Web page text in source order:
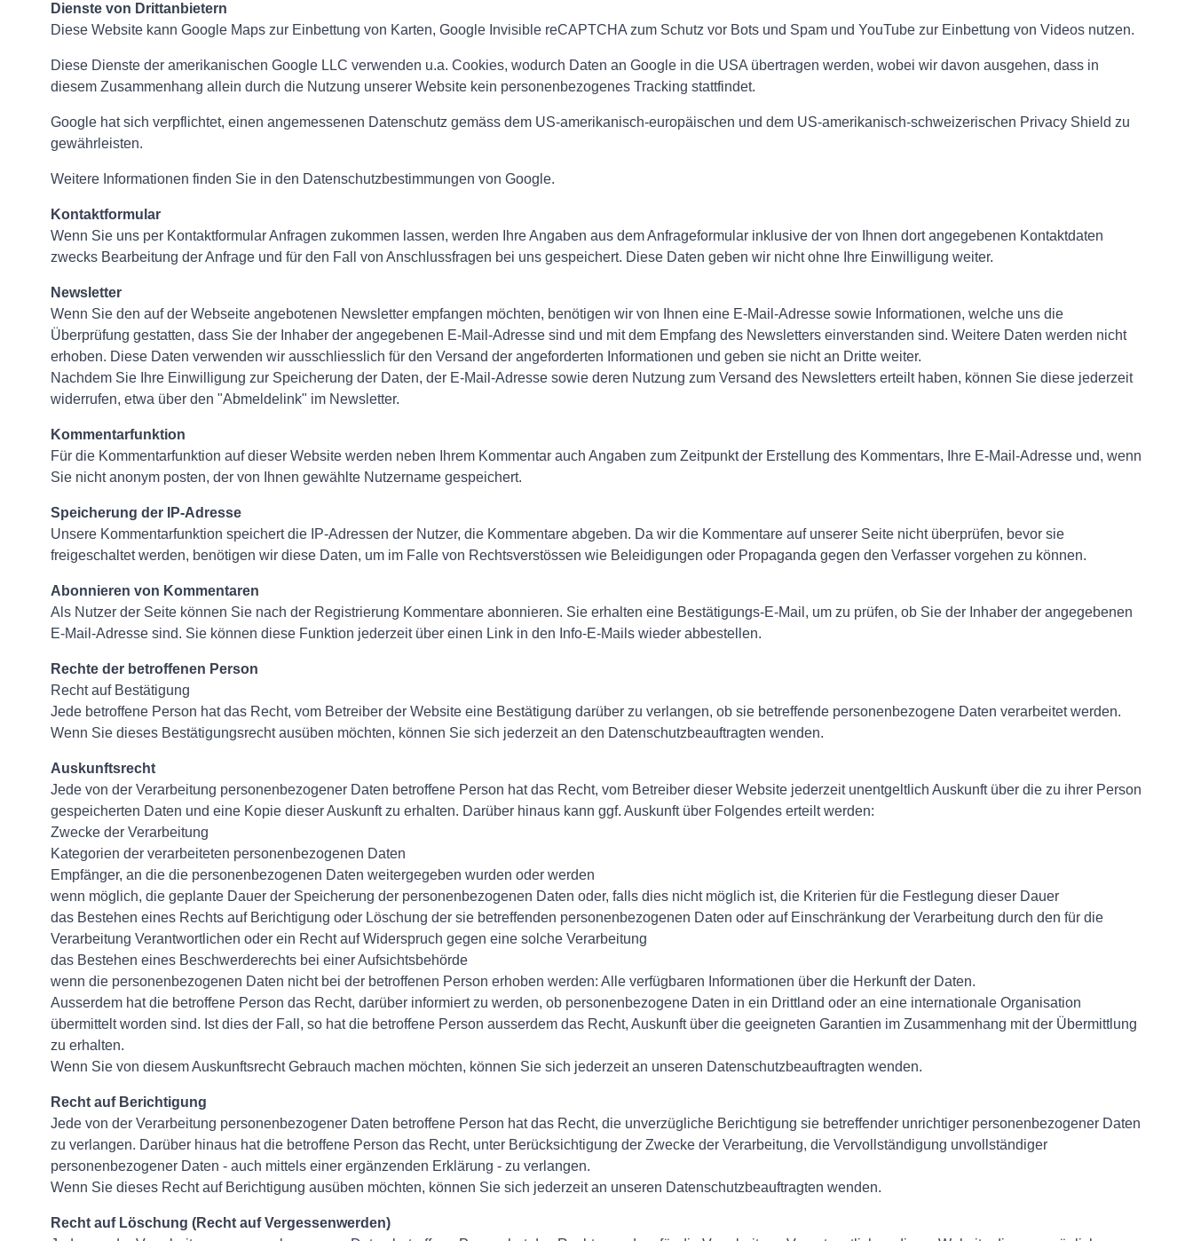
Dienste von Drittanbietern
Diese Website kann Google Maps zur Einbettung von Karten, Google Invisible reCAPTCHA zum Schutz vor Bots und Spam und YouTube zur Einbettung von Videos nutzen.
Diese Dienste der amerikanischen Google LLC verwenden u.a. Cookies, wodurch Daten an Google in die USA übertragen werden, wobei wir davon ausgehen, dass in
diesem Zusammenhang allein durch die Nutzung unserer Website kein personenbezogenes Tracking stattfindet.
Google hat sich verpflichtet, einen angemessenen Datenschutz gemäss dem US-amerikanisch-europäischen und dem US-amerikanisch-schweizerischen Privacy Shield zu
gewährleisten.
Weitere Informationen finden Sie in den Datenschutzbestimmungen von Google.
Kontaktformular
Wenn Sie uns per Kontaktformular Anfragen zukommen lassen, werden Ihre Angaben aus dem Anfrageformular inklusive der von Ihnen dort angegebenen Kontaktdaten
zwecks Bearbeitung der Anfrage und für den Fall von Anschlussfragen bei uns gespeichert. Diese Daten geben wir nicht ohne Ihre Einwilligung weiter.
Newsletter
Wenn Sie den auf der Webseite angebotenen Newsletter empfangen möchten, benötigen wir von Ihnen eine E-Mail-Adresse sowie Informationen, welche uns die
Überprüfung gestatten, dass Sie der Inhaber der angegebenen E-Mail-Adresse sind und mit dem Empfang des Newsletters einverstanden sind. Weitere Daten werden nicht
erhoben. Diese Daten verwenden wir ausschliesslich für den Versand der angeforderten Informationen und geben sie nicht an Dritte weiter.
Nachdem Sie Ihre Einwilligung zur Speicherung der Daten, der E-Mail-Adresse sowie deren Nutzung zum Versand des Newsletters erteilt haben, können Sie diese jederzeit
widerrufen, etwa über den "Abmeldelink" im Newsletter.
Kommentarfunktion
Für die Kommentarfunktion auf dieser Website werden neben Ihrem Kommentar auch Angaben zum Zeitpunkt der Erstellung des Kommentars, Ihre E-Mail-Adresse und, wenn
Sie nicht anonym posten, der von Ihnen gewählte Nutzername gespeichert.
Speicherung der IP-Adresse
Unsere Kommentarfunktion speichert die IP-Adressen der Nutzer, die Kommentare abgeben. Da wir die Kommentare auf unserer Seite nicht überprüfen, bevor sie
freigeschaltet werden, benötigen wir diese Daten, um im Falle von Rechtsverstössen wie Beleidigungen oder Propaganda gegen den Verfasser vorgehen zu können.
Abonnieren von Kommentaren
Als Nutzer der Seite können Sie nach der Registrierung Kommentare abonnieren. Sie erhalten eine Bestätigungs-E-Mail, um zu prüfen, ob Sie der Inhaber der angegebenen
E-Mail-Adresse sind. Sie können diese Funktion jederzeit über einen Link in den Info-E-Mails wieder abbestellen.
Rechte der betroffenen Person
Recht auf Bestätigung
Jede betroffene Person hat das Recht, vom Betreiber der Website eine Bestätigung darüber zu verlangen, ob sie betreffende personenbezogene Daten verarbeitet werden.
Wenn Sie dieses Bestätigungsrecht ausüben möchten, können Sie sich jederzeit an den Datenschutzbeauftragten wenden.
Auskunftsrecht
Jede von der Verarbeitung personenbezogener Daten betroffene Person hat das Recht, vom Betreiber dieser Website jederzeit unentgeltlich Auskunft über die zu ihrer Person
gespeicherten Daten und eine Kopie dieser Auskunft zu erhalten. Darüber hinaus kann ggf. Auskunft über Folgendes erteilt werden:
Zwecke der Verarbeitung
Kategorien der verarbeiteten personenbezogenen Daten
Empfänger, an die die personenbezogenen Daten weitergegeben wurden oder werden
wenn möglich, die geplante Dauer der Speicherung der personenbezogenen Daten oder, falls dies nicht möglich ist, die Kriterien für die Festlegung dieser Dauer
das Bestehen eines Rechts auf Berichtigung oder Löschung der sie betreffenden personenbezogenen Daten oder auf Einschränkung der Verarbeitung durch den für die
Verarbeitung Verantwortlichen oder ein Recht auf Widerspruch gegen eine solche Verarbeitung
das Bestehen eines Beschwerderechts bei einer Aufsichtsbehörde
wenn die personenbezogenen Daten nicht bei der betroffenen Person erhoben werden: Alle verfügbaren Informationen über die Herkunft der Daten.
Ausserdem hat die betroffene Person das Recht, darüber informiert zu werden, ob personenbezogene Daten in ein Drittland oder an eine internationale Organisation
übermittelt worden sind. Ist dies der Fall, so hat die betroffene Person ausserdem das Recht, Auskunft über die geeigneten Garantien im Zusammenhang mit der Übermittlung
zu erhalten.
Wenn Sie von diesem Auskunftsrecht Gebrauch machen möchten, können Sie sich jederzeit an unseren Datenschutzbeauftragten wenden.
Recht auf Berichtigung
Jede von der Verarbeitung personenbezogener Daten betroffene Person hat das Recht, die unverzügliche Berichtigung sie betreffender unrichtiger personenbezogener Daten
zu verlangen. Darüber hinaus hat die betroffene Person das Recht, unter Berücksichtigung der Zwecke der Verarbeitung, die Vervollständigung unvollständiger
personenbezogener Daten - auch mittels einer ergänzenden Erklärung - zu verlangen.
Wenn Sie dieses Recht auf Berichtigung ausüben möchten, können Sie sich jederzeit an unseren Datenschutzbeauftragten wenden.
Recht auf Löschung (Recht auf Vergessenwerden)